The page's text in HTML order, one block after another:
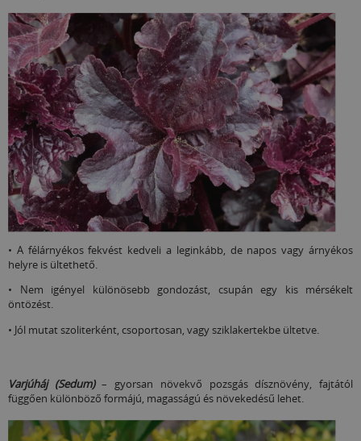
• A félárnyékos fekvést kedveli a leginkább, de napos vagy árnyékos
helyre is ültethető.
• Nem igényel különösebb gondozást, csupán egy kis mérsékelt
öntözést.
• Jól mutat szoliterként, csoportosan, vagy sziklakertekbe ültetve.
Varjúháj (Sedum)– gyorsan növekvő pozsgás dísznövény, fajtától
függően különböző formájú, magasságú és növekedésű lehet.